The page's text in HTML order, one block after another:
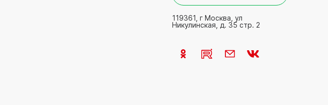
119361, г Москва, ул
Никулинская, д. 35 стр. 2